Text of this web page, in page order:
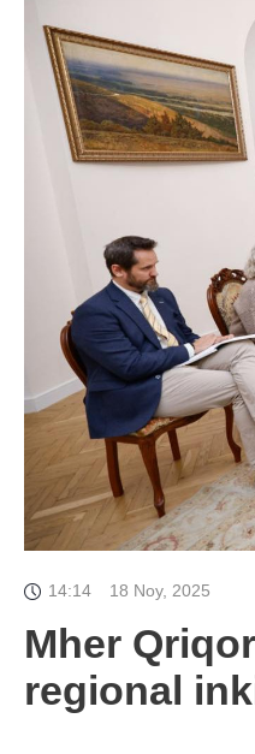
14:14 18 Noy, 2025
Mher
regional